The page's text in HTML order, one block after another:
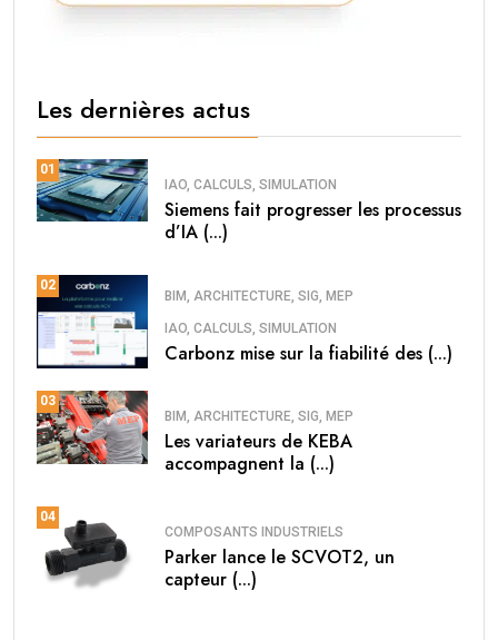
Les dernières actus
01
IAO, CALCULS, SIMULATION
Siemens fait progresser les processus
d’IA (...)
02
BIM, ARCHITECTURE, SIG, MEP
IAO, CALCULS, SIMULATION
Carbonz mise sur la fiabilité des (...)
03
BIM, ARCHITECTURE, SIG, MEP
Les variateurs de KEBA
accompagnent la (...)
04
COMPOSANTS INDUSTRIELS
Parker lance le SCVOT2, un
capteur (...)